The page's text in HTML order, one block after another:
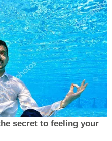
secret to feeling your